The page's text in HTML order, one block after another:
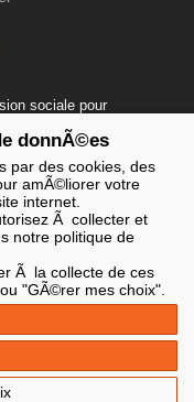
sociale pour
: la
donnÃ©es
par des cookies, des
amÃ©liorer votre
internet.
Ã collecter et
notre politique de
Ã la collecte de ces
"GÃ©rer mes choix".